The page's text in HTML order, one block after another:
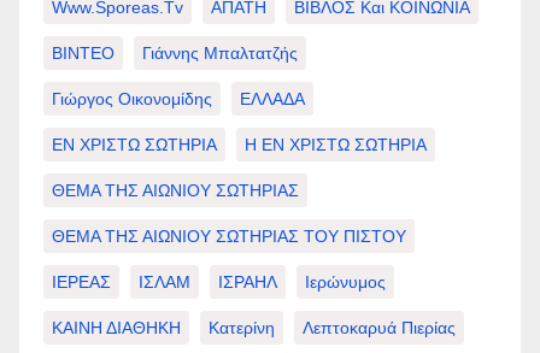
Www.sporeas.tv ΑΠΑΤΗ ΒΙΒΛΟΣ Και ΚΟΙΝΩΝΙΑ
ΒΙΝΤΕΟ Γιάννης Μπαλτατζής
Γιώργος Οικονομίδης ΕΛΛΑΔΑ
ΕΝ ΧΡΙΣΤΩ ΣΩΤΗΡΙΑ Η ΕΝ ΧΡΙΣΤΩ ΣΩΤΗΡΙΑ
ΘΕΜΑ ΤΗΣ ΑΙΩΝΙΟΥ ΣΩΤΗΡΙΑΣ
ΘΕΜΑ ΤΗΣ ΑΙΩΝΙΟΥ ΣΩΤΗΡΙΑΣ ΤΟΥ ΠΙΣΤΟΥ
ΙΕΡΕΑΣ ΙΣΛΑΜ ΙΣΡΑΗΛ Ιερώνυμος
ΚΑΙΝΗ ΔΙΑΘΗΚΗ Κατερίνη Λεπτοκαρυά Πιερίας